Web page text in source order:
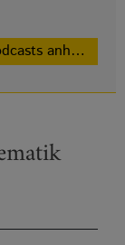
Jetzt Episode 54 des Lerntherapie-Podcasts anhören!